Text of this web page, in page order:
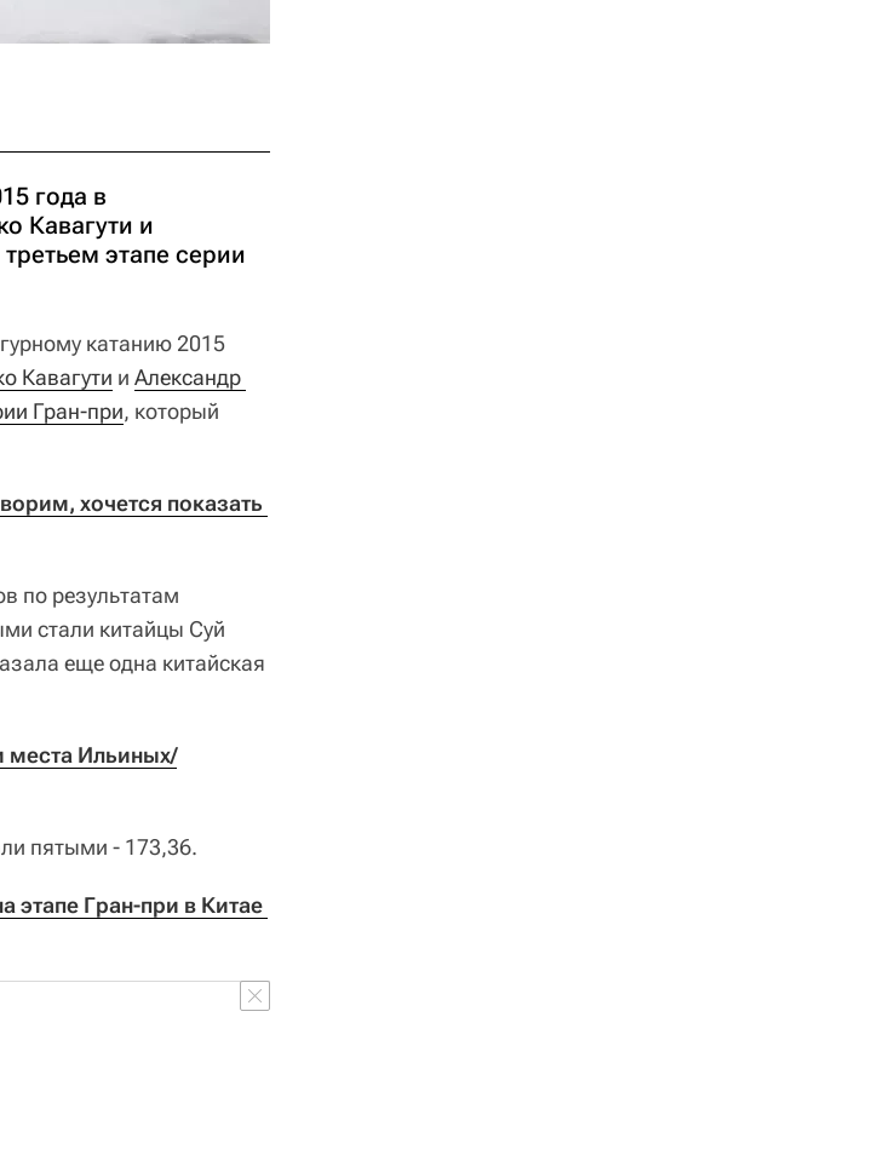
года в
Кавагути и
этапе серии
катанию 2015
Кавагути и Александр
Гран-при, который
хочется показать
по результатам
стали китайцы Суй
еще одна китайская
места Ильиных/
пятыми - 173,36.
этапе Гран-при в Китае